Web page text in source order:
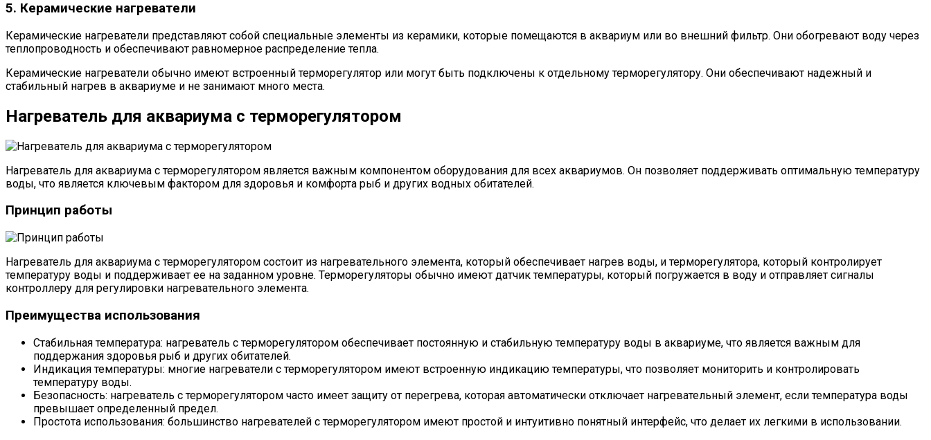
5. Керамические нагреватели
Керамические нагреватели представляют собой специальные элементы из керамики, которые помещаются в аквариум или во внешний фильтр. Они обогревают воду через
теплопроводность и обеспечивают равномерное распределение тепла.
Керамические нагреватели обычно имеют встроенный терморегулятор или могут быть подключены к отдельному терморегулятору. Они обеспечивают надежный и
стабильный нагрев в аквариуме и не занимают много места.
Нагреватель для аквариума с терморегулятором
Нагреватель для аквариума с терморегулятором является важным компонентом оборудования для всех аквариумов. Он позволяет поддерживать оптимальную температуру
воды, что является ключевым фактором для здоровья и комфорта рыб и других водных обитателей.
Принцип работы
Нагреватель для аквариума с терморегулятором состоит из нагревательного элемента, который обеспечивает нагрев воды, и терморегулятора, который контролирует
температуру воды и поддерживает ее на заданном уровне. Терморегуляторы обычно имеют датчик температуры, который погружается в воду и отправляет сигналы
контроллеру для регулировки нагревательного элемента.
Преимущества использования
Стабильная температура: нагреватель с терморегулятором обеспечивает постоянную и стабильную температуру воды в аквариуме, что является важным для
поддержания здоровья рыб и других обитателей.
Индикация температуры: многие нагреватели с терморегулятором имеют встроенную индикацию температуры, что позволяет мониторить и контролировать
температуру воды.
Безопасность: нагреватель с терморегулятором часто имеет защиту от перегрева, которая автоматически отключает нагревательный элемент, если температура воды
превышает определенный предел.
Простота использования: большинство нагревателей с терморегулятором имеют простой и интуитивно понятный интерфейс, что делает их легкими в использовании.